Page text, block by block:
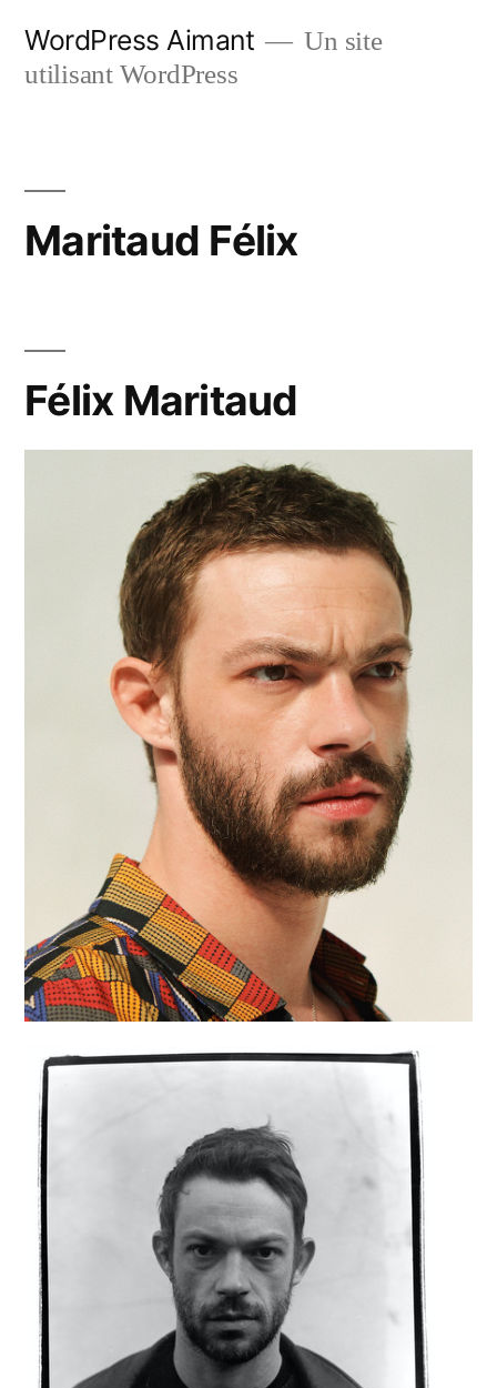
WordPress Aimant
Un site
utilisant WordPress
Maritaud Félix
Félix Maritaud